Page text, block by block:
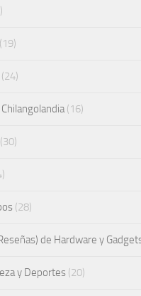
(19)
(24)
(16)
(30)
(28)
de Hardware y
y Deportes (20)